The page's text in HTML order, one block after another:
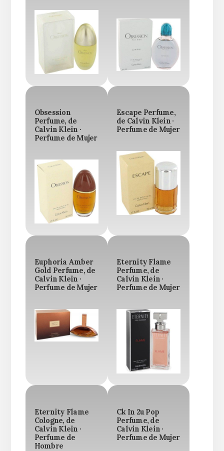
Obsession
Perfume, de
Calvin Klein ·
Perfume de Mujer
Escape Perfume,
de Calvin Klein ·
Perfume de Mujer
Euphoria Amber
Gold Perfume, de
Calvin Klein ·
Perfume de Mujer
Eternity Flame
Perfume, de
Calvin Klein ·
Perfume de Mujer
Eternity Flame
Cologne, de
Calvin Klein ·
Perfume de
Hombre
Ck In 2u Pop
Perfume, de
Calvin Klein ·
Perfume de Mujer